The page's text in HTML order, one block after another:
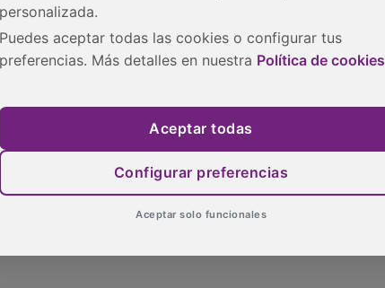
personalizada.
Puedes aceptar todas las cookies o configurar tus
preferencias. Más detalles en nuestra Política de cookies
Aceptar todas
Configurar preferencias
Aceptar solo funcionales